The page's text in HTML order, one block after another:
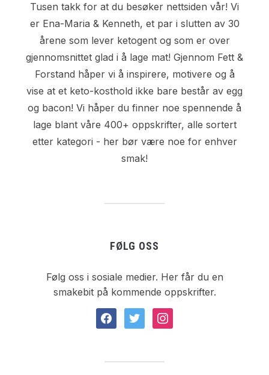
Tusen takk for at du besøker nettsiden vår! Vi
er Ena-Maria & Kenneth, et par i slutten av 30
årene som lever ketogent og som er over
gjennomsnittet glad i å lage mat! Gjennom Fett &
Forstand håper vi å inspirere, motivere og å
vise at et keto-kosthold ikke bare består av egg
og bacon! Vi håper du finner noe spennende å
lage blant våre 400+ oppskrifter, alle sortert
etter kategori - her bør være noe for enhver
smak!
FØLG OSS
Følg oss i sosiale medier. Her får du en
smakebit på kommende oppskrifter.
facebooktwitter instagram